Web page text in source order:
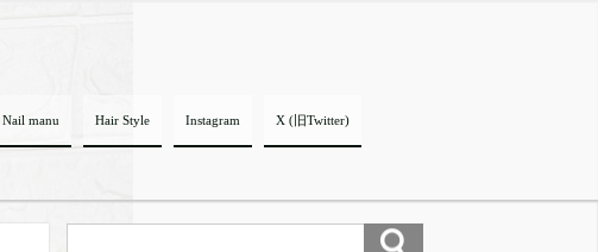
Nail manu Hair Style Instagram X (旧Twitter)